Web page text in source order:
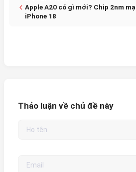
Apple A20 có gì mới? Chip 2nm
iPhone 18
Thảo luận về chủ đề này